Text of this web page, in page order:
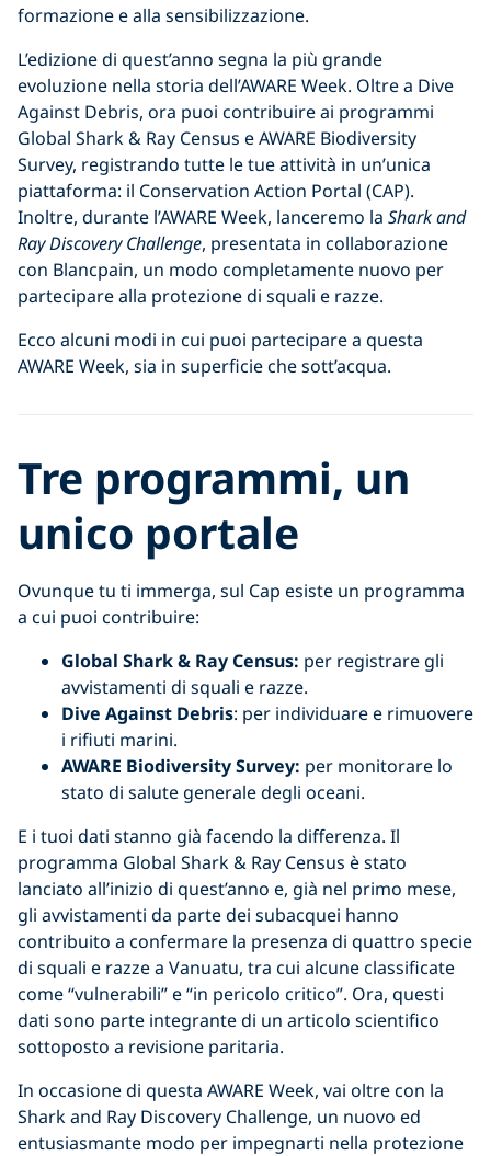
formazione e alla sensibilizzazione.
L’edizione di quest’anno segna la più grande
evoluzione nella storia dell’AWARE Week. Oltre a Dive
Against Debris, ora puoi contribuire ai programmi
Global Shark & Ray Census e AWARE Biodiversity
Survey, registrando tutte le tue attività in un’unica
piattaforma: il Conservation Action Portal (CAP).
Inoltre, durante l’AWARE Week, lanceremo la Shark and
Ray Discovery Challenge, presentata in collaborazione
con Blancpain, un modo completamente nuovo per
partecipare alla protezione di squali e razze.
Ecco alcuni modi in cui puoi partecipare a questa
AWARE Week, sia in superficie che sott’acqua.
Tre programmi, un
unico portale
Ovunque tu ti immerga, sul Cap esiste un programma
a cui puoi contribuire:
Global Shark & Ray Census: per registrare gli
avvistamenti di squali e razze.
Dive Against Debris: per individuare e rimuovere
i rifiuti marini.
AWARE Biodiversity Survey: per monitorare lo
stato di salute generale degli oceani.
E i tuoi dati stanno già facendo la differenza. Il
programma Global Shark & Ray Census è stato
lanciato all’inizio di quest’anno e, già nel primo mese,
gli avvistamenti da parte dei subacquei hanno
contribuito a confermare la presenza di quattro specie
di squali e razze a Vanuatu, tra cui alcune classificate
come “vulnerabili” e “in pericolo critico”. Ora, questi
dati sono parte integrante di un articolo scientifico
sottoposto a revisione paritaria.
In occasione di questa AWARE Week, vai oltre con la
Shark and Ray Discovery Challenge, un nuovo ed
entusiasmante modo per impegnarti nella protezione